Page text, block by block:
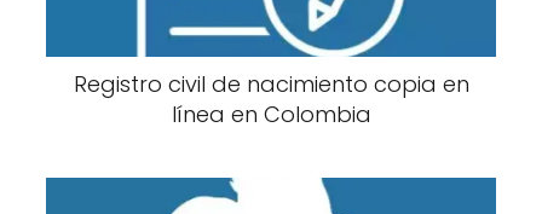
Registro civil de nacimiento copia en
línea en Colombia